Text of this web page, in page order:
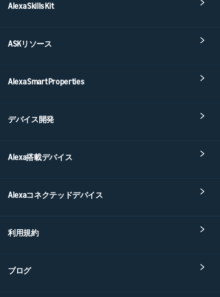
Alexa Skills Kit
ASKリソース
Alexa Smart Properties
デバイス開発
Alexa搭載デバイス
Alexaコネクテッドデバイス
利用規約
ブログ